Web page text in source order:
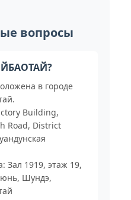
вопросы
в городе
Building,
Road, District
Зал 1919, этаж 19,
Шундэ,